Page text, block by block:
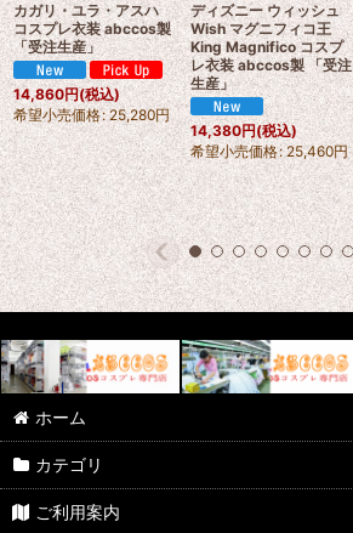
カガリ・ユラ・アスハ
コスプレ衣装 abccos製
「受注生産」
14,860円(税込)
希望小売価格: 25,280円
ディズニー ウィッシュ
Wish マグニフィコ王
King Magnifico コスプ
レ衣装 abccos製 「受注
生産」
14,380円(税込)
希望小売価格: 25,460円
ホーム
カテゴリ
ご利用案内